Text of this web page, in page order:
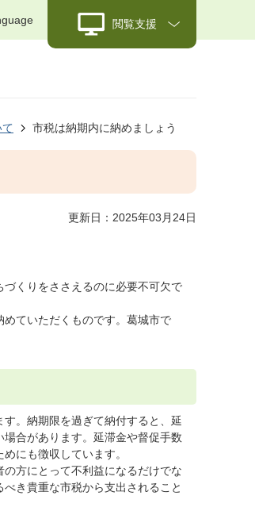
閲覧支援
市税は納期内に納めましょう
更新日：2025年03月24日
くりをささえるのに必要不可欠で
ていただくものです。葛城市で
。納期限を過ぎて納付すると、延
合があります。延滞金や督促手数
にも徴収しています。
方にとって不利益になるだけでな
き貴重な市税から支出されること